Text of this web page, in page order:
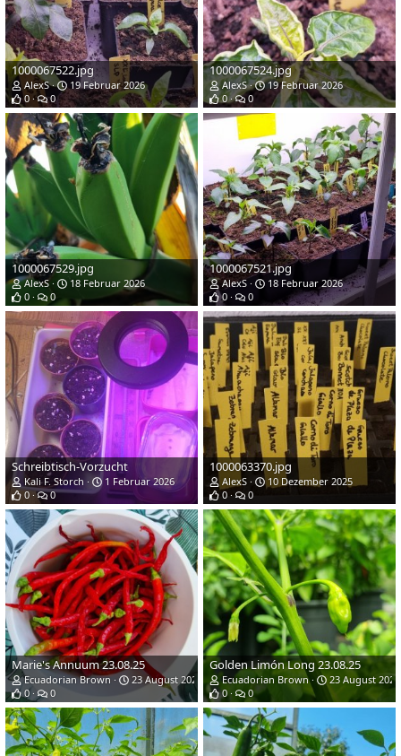
1000067522.jpg
AlexS
19 Februar 2026
0
0
1000067524.jpg
AlexS
19 Februar 2026
0
0
1000067529.jpg
AlexS
18 Februar 2026
0
0
1000067521.jpg
AlexS
18 Februar 2026
0
0
Schreibtisch-Vorzucht
Kali F. Storch
1 Februar 2026
0
0
1000063370.jpg
AlexS
10 Dezember 2025
0
0
Marie's Annuum 23.08.25
Ecuadorian Brown
23 August 2025
0
0
Golden Limón Long 23.08.25
Ecuadorian Brown
23 August 2025
0
0